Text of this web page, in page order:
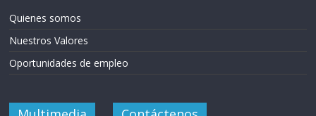
Quienes somos
Nuestros Valores
Oportunidades de empleo